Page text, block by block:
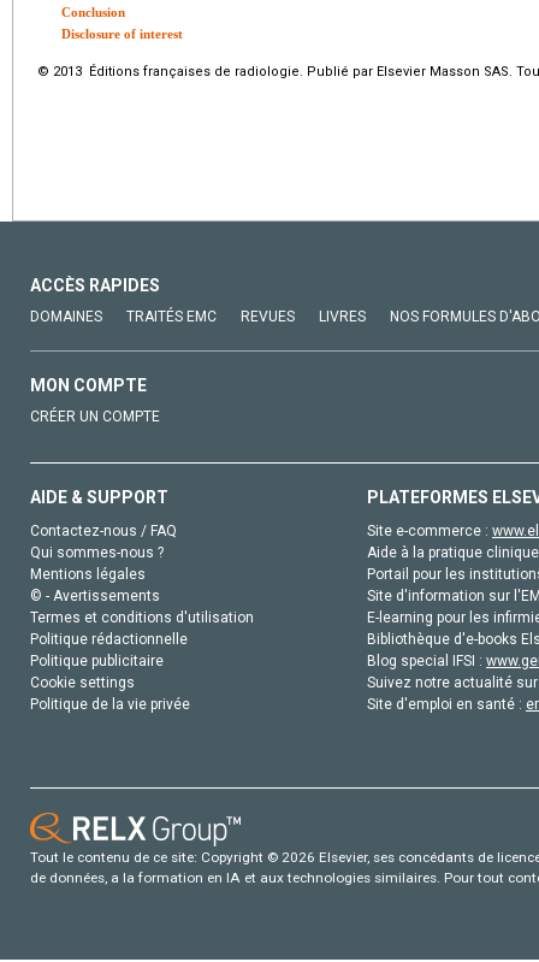
Conclusion
Disclosure of interest
© 2013 Éditions françaises de radiologie. Publié par Elsevier Masson SAS.
ACCÈS RAPIDES
DOMAINES TRAITÉS EMC REVUES LIVRES NOS FORMULES
MON COMPTE
CRÉER UN COMPTE
AIDE & SUPPORT
Contactez-nous / FAQ
Qui sommes-nous ?
Mentions légales
© - Avertissements
Termes et conditions d'utilisation
Politique rédactionnelle
Politique publicitaire
Cookie settings
Politique de la vie privée
PLATEFORMES
Site e-commerce :
Aide à la pratique
Portail pour les
Site d'information sur
E-learning pour les
Bibliothèque d'e-books
Blog special IFSI :
Suivez notre actualité
Site d'emploi en santé :
Tout le contenu de ce site: Copyright © 2026 Elsevier, ses concédants de
de données, a la formation en IA et aux technologies similaires. Pour tout